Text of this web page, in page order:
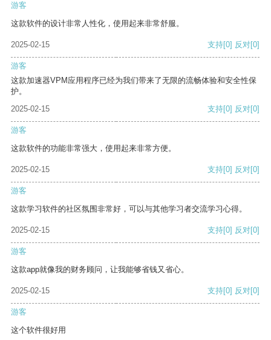
游客
这款软件的设计非常人性化，使用起来非常舒服。
2025-02-15 支持[0] 反对[0]
游客
这款加速器VPM应用程序已经为我们带来了无限的流畅体验和安全性保
护。
2025-02-15
支持[0] 反对[0]
游客
这款软件的功能非常强大，使用起来非常方便。
2025-02-15 支持[0] 反对[0]
游客
这款学习软件的社区氛围非常好，可以与其他学习者交流学习心得。
2025-02-15 支持[0] 反对[0]
游客
这款app就像我的财务顾问，让我能够省钱又省心。
2025-02-15 支持[0] 反对[0]
游客
这个软件很好用